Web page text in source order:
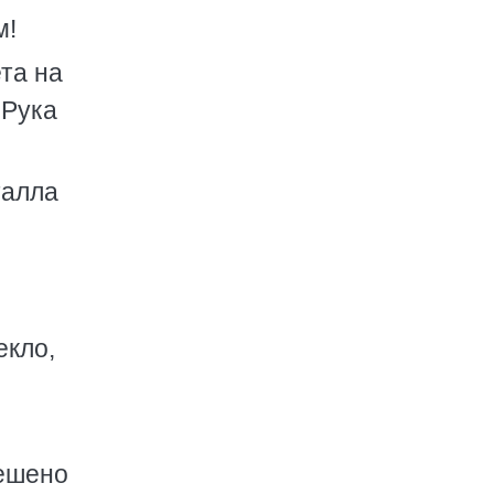
на